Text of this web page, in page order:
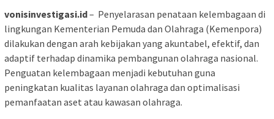
vonisinvestigasi.id– Penyelarasan penataan kelembagaan di
lingkungan Kementerian Pemuda dan Olahraga (Kemenpora)
dilakukan dengan arah kebijakan yang akuntabel, efektif, dan
adaptif terhadap dinamika pembangunan olahraga nasional.
Penguatan kelembagaan menjadi kebutuhan guna
peningkatan kualitas layanan olahraga dan optimalisasi
pemanfaatan aset atau kawasan olahraga.